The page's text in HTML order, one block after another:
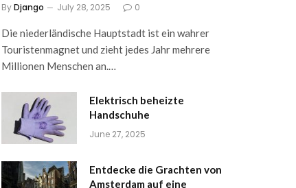
ByDjango July 28, 2025 0
Die niederländische Hauptstadt ist ein wahrer
Touristenmagnet und zieht jedes Jahr mehrere
Millionen Menschen an.…
Elektrisch beheizte
Handschuhe
June 27, 2025
Entdecke die Grachten von
Amsterdam auf eine